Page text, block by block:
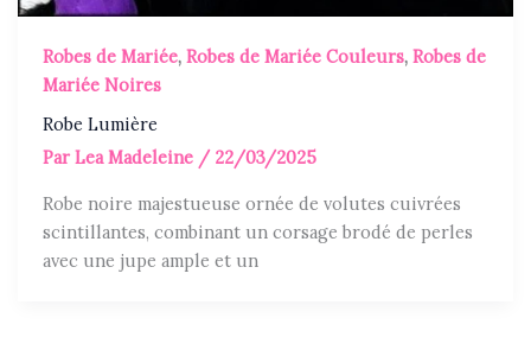
Robes de Mariée,Robes de Mariée Couleurs,Robes de
Mariée Noires
Robe Lumière
ParLea Madeleine / 22/03/2025
Robe noire majestueuse ornée de volutes cuivrées
scintillantes, combinant un corsage brodé de perles
avec une jupe ample et un